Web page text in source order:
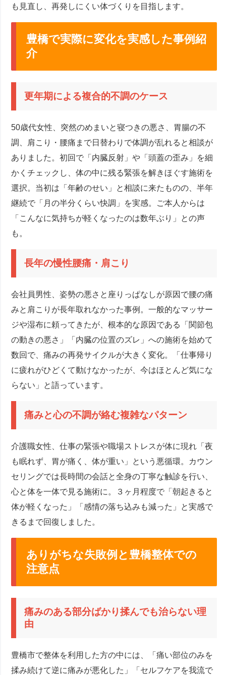
も見直し、再発しにくい体づくりを目指します。
豊橋で実際に変化を実感した事例紹
介
更年期による複合的不調のケース
50歳代女性、突然のめまいと寝つきの悪さ、胃腸の不
調、肩こり・腰痛まで日替わりで体調が乱れると相談が
ありました。初回で「内臓反射」や「頭蓋の歪み」を細
かくチェックし、体の中に残る緊張を解きほぐす施術を
選択。当初は「年齢のせい」と相談に来たものの、半年
継続で「月の半分くらい快調」を実感。ご本人からは
「こんなに気持ちが軽くなったのは数年ぶり」との声
も。
長年の慢性腰痛・肩こり
会社員男性、姿勢の悪さと座りっぱなしが原因で腰の痛
みと肩こりが長年取れなかった事例。一般的なマッサー
ジや湿布に頼ってきたが、根本的な原因である「関節包
の動きの悪さ」「内臓の位置のズレ」への施術を始めて
数回で、痛みの再発サイクルが大きく変化。「仕事帰り
に疲れがひどくて動けなかったが、今はほとんど気にな
らない」と語っています。
痛みと心の不調が絡む複雑なパターン
介護職女性、仕事の緊張や職場ストレスが体に現れ「夜
も眠れず、胃が痛く、体が重い」という悪循環。カウン
セリングでは長時間の会話と全身の丁寧な触診を行い、
心と体を一体で見る施術に。３ヶ月程度で「朝起きると
体が軽くなった」「感情の落ち込みも減った」と実感で
きるまで回復しました。
ありがちな失敗例と豊橋整体での
注意点
痛みのある部分ばかり揉んでも治らない理
由
豊橋市で整体を利用した方の中には、「痛い部位のみを
揉み続けて逆に痛みが悪化した」「セルフケアを我流で